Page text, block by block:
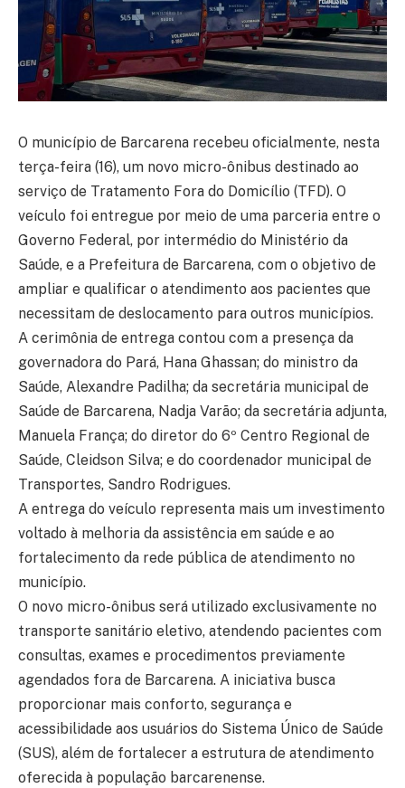
O município de Barcarena recebeu oficialmente, nesta
terça-feira (16), um novo micro-ônibus destinado ao
serviço de Tratamento Fora do Domicílio (TFD). O
veículo foi entregue por meio de uma parceria entre o
Governo Federal, por intermédio do Ministério da
Saúde, e a Prefeitura de Barcarena, com o objetivo de
ampliar e qualificar o atendimento aos pacientes que
necessitam de deslocamento para outros municípios.
A cerimônia de entrega contou com a presença da
governadora do Pará, Hana Ghassan; do ministro da
Saúde, Alexandre Padilha; da secretária municipal de
Saúde de Barcarena, Nadja Varão; da secretária adjunta,
Manuela França; do diretor do 6º Centro Regional de
Saúde, Cleidson Silva; e do coordenador municipal de
Transportes, Sandro Rodrigues.
A entrega do veículo representa mais um investimento
voltado à melhoria da assistência em saúde e ao
fortalecimento da rede pública de atendimento no
município.
O novo micro-ônibus será utilizado exclusivamente no
transporte sanitário eletivo, atendendo pacientes com
consultas, exames e procedimentos previamente
agendados fora de Barcarena. A iniciativa busca
proporcionar mais conforto, segurança e
acessibilidade aos usuários do Sistema Único de Saúde
(SUS), além de fortalecer a estrutura de atendimento
oferecida à população barcarenense.